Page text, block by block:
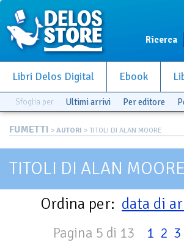
Ricerca
Libri Delos Digital Ebook
Sfoglia per Ultimi arrivi Per editore
FUMETTI > AUTORI > TITOLI DI ALAN MOORE
TITOLI DI ALAN MOORE
Ordina per: data di
Pagina 5 di 13 1 2 3